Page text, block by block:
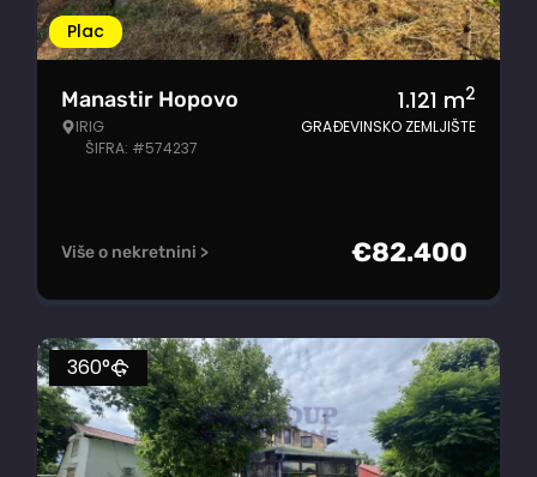
Plac
Manastir Hopovo
IRIG
ŠIFRA: #574237
1.121 m2
GRAĐEVINSKO ZEMLJIŠTE
Više o nekretnini > €82.400
360°